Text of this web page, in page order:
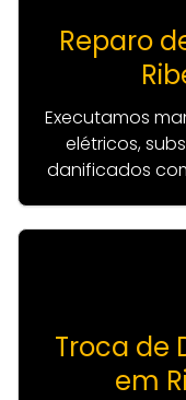
Reparo
Executamos
elétricos,
danificados
Troca de
em